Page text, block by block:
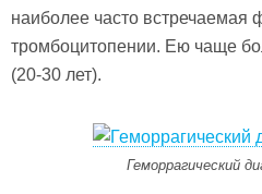
наиболее часто
тромбоцитопении. Ею чаще
(20-30 лет).
Геморрагический